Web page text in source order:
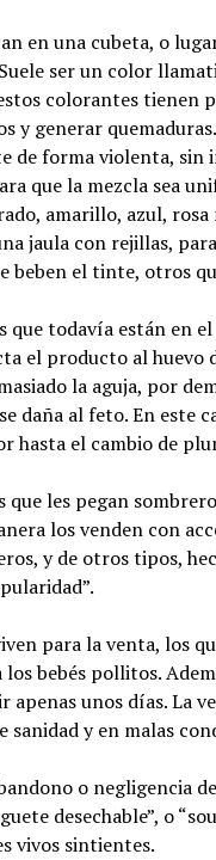
en una cubeta, o
ser un color
colorantes tienen
generar quemaduras.
de forma violenta, sin
que la mezcla sea
amarillo, azul, rosa
jaula con rejillas,
beben el tinte, otros
todavía están en el
el producto al huevo
la aguja, por
daña al feto. En este
hasta el cambio de
les pegan
los venden con
y de otros tipos,
para la venta, los
bebés pollitos.
apenas unos días. La
sanidad y en malas
o negligencia
desechable”, o
vivos sintientes.